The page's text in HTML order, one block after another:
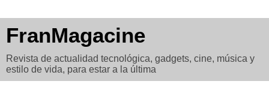
FranMagacine
Revista de actualidad tecnológica, gadgets, cine, música y
estilo de vida, para estar a la última